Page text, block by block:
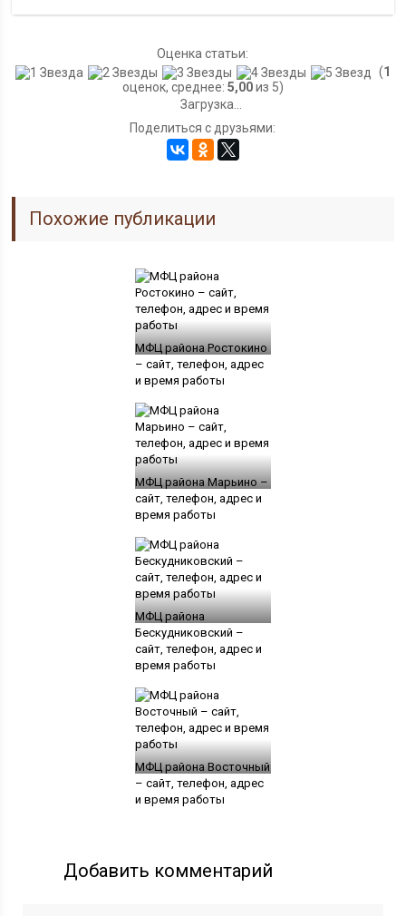
Оценка статьи:
(1
оценок, среднее: 5,00из 5)
Загрузка...
Поделиться с друзьями:
Похожие публикации
МФЦ района Ростокино
– сайт, телефон, адрес
и время работы
МФЦ района Марьино –
сайт, телефон, адрес и
время работы
МФЦ района
Бескудниковский –
сайт, телефон, адрес и
время работы
МФЦ района Восточный
– сайт, телефон, адрес
и время работы
Добавить комментарий